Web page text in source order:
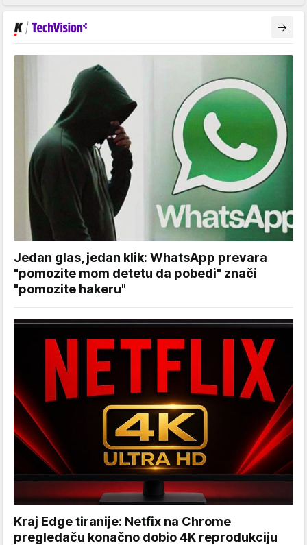
Jedan glas, jedan klik: WhatsApp prevara
"pomozite mom detetu da pobedi" znači
"pomozite hakeru"
Kraj Edge tiranije: Netfix na Chrome
pregledaču konačno dobio 4K reprodukciju